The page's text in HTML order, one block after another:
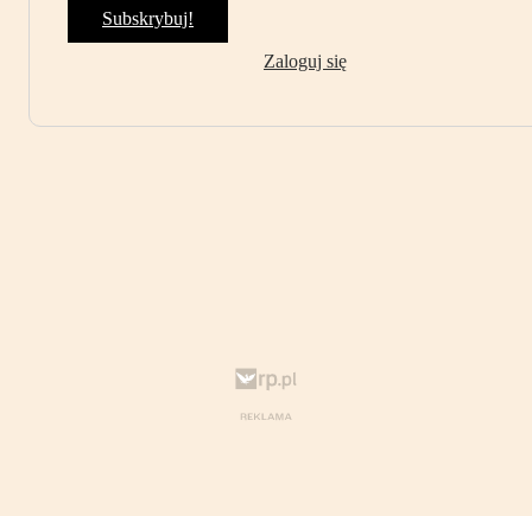
Subskrybuj!
Zaloguj się